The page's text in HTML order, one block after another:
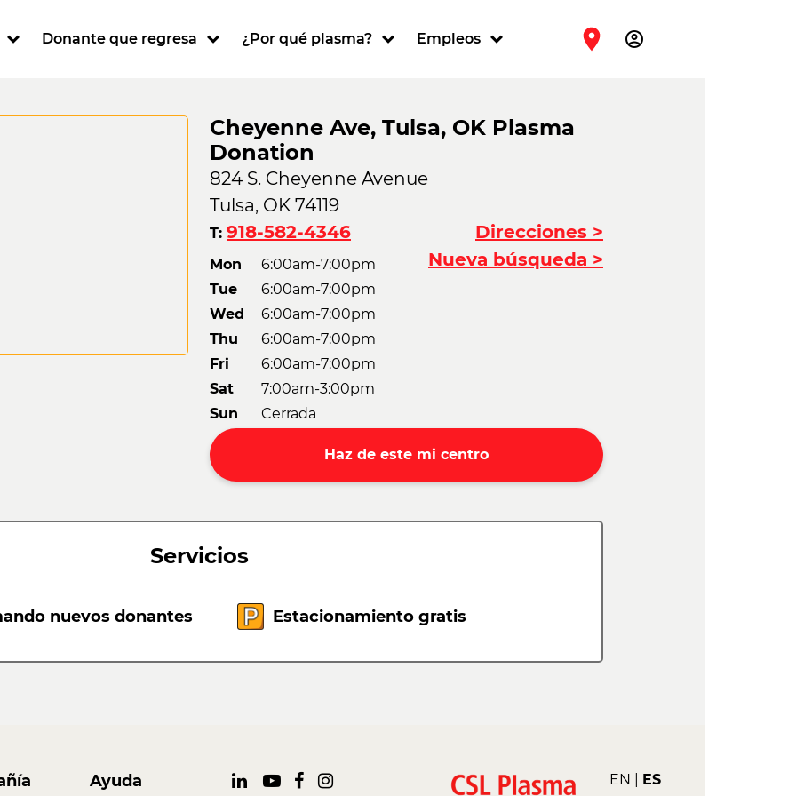
Donante que regresa ¿Por qué plasma? Empleos account_circle
Cheyenne Ave, Tulsa, OK Plasma
Donation
824 S. Cheyenne Avenue
Tulsa, OK 74119
T: 918-582-4346
Mon
6:00am-7:00pm
Tue
6:00am-7:00pm
Wed
6:00am-7:00pm
Thu
6:00am-7:00pm
Fri
6:00am-7:00pm
Sat
7:00am-3:00pm
Sun
Cerrada
Direcciones >
Nueva búsqueda >
Haz de este mi centro
Servicios
nuevos donantes Estacionamiento gratis
Ayuda EN ES